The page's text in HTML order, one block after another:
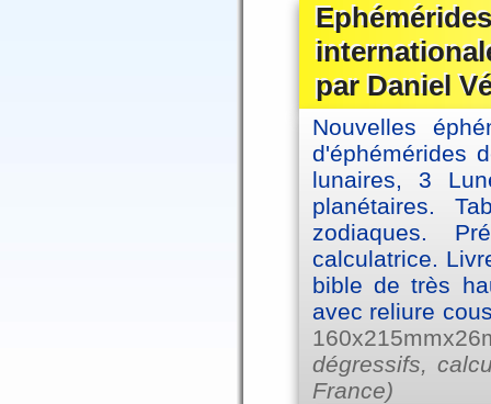
par Daniel
Nouvelles
d'éphémérides
lunaires, 3
planétaires.
zodiaques.
calculatrice.
bible de très
avec reliure
dégressifs,
France)